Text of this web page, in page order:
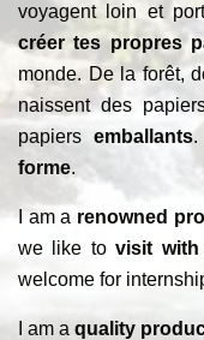
voyagent loin et
créer tes propres
monde. De la forêt,
naissent des
papiers emballants.
forme.
I am a renowned
we like tovisit with
welcome for
I am a quality